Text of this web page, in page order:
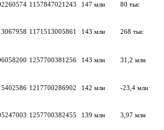
1157847021243 147 млн 80 тыс
1171513005861 143 млн 268 тыс
1257700381256 143 млн 31,2 млн
1217700286902 142 млн -23,4 млн
1257700382455 139 млн 3,97 млн